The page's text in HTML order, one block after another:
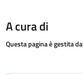
A cura di
Questa pagina è gestita da